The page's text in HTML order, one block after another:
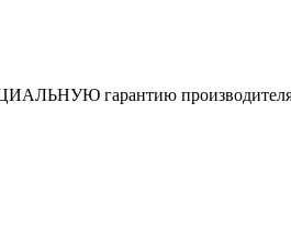
гарантию производителя,